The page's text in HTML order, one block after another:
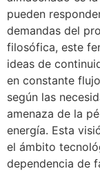
pueden
demandas del
filosófica, este
ideas de
en constante
según las
amenaza de la
energía. Esta
el ámbito
dependencia de